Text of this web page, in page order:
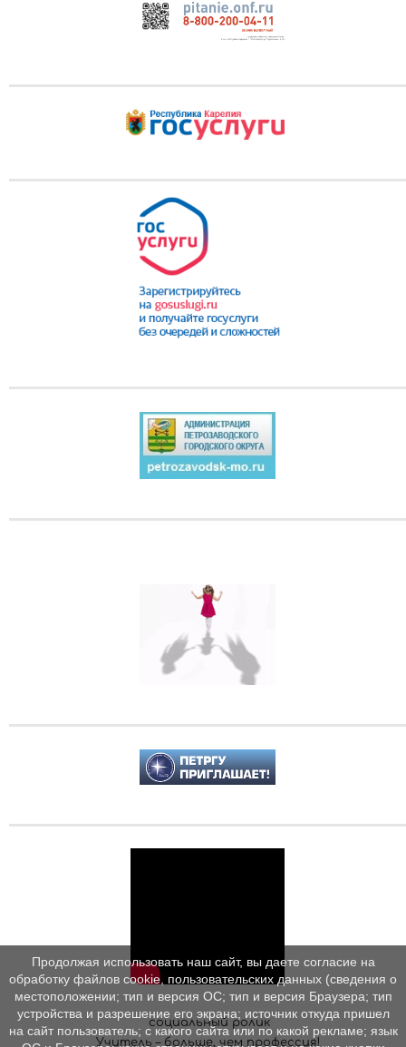
социальный ролик
Учитель – больше, чем профессия!
Продолжая использовать наш сайт, вы даете согласие на
обработку файлов cookie, пользовательских данных (сведения о
местоположении; тип и версия ОС; тип и версия Браузера; тип
устройства и разрешение его экрана; источник откуда пришел
на сайт пользователь; с какого сайта или по какой рекламе; язык